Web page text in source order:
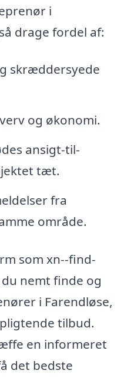
i
drage fordel af:
skræddersyede
og økonomi.
ansigt-til-
tæt.
fra
område.
som xn--find-
nemt finde og
i Farendløse,
tilbud.
en informeret
det bedste